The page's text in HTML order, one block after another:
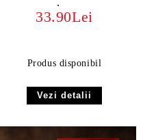
cardamom
33.90Lei
Produs disponibil
Vezi detalii